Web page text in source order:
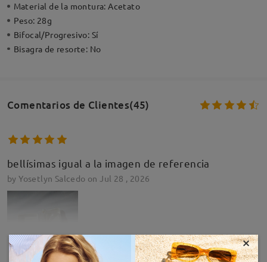
Material de la montura:Acetato
Peso: 28g
Bifocal/Progresivo: Sí
Bisagra de resorte: No
Comentarios de Clientes(45)
bellísimas igual a la imagen de referencia
by Yosetlyn Salcedo on Jul 28 , 2026
MOSTRAR MÁS ×